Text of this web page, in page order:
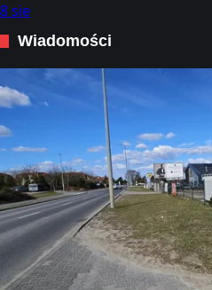
8 sie